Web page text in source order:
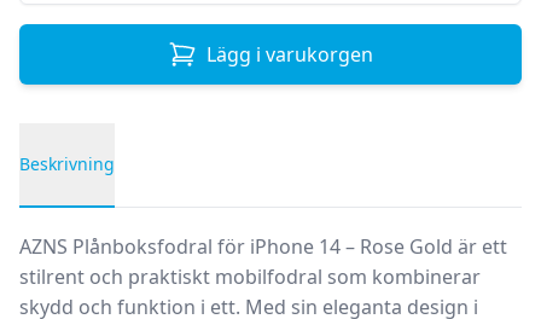
Lägg i varukorgen
Beskrivning
AZNS Plånboksfodral för iPhone 14 – Rose Gold är ett
stilrent och praktiskt mobilfodral som kombinerar
skydd och funktion i ett. Med sin eleganta design i